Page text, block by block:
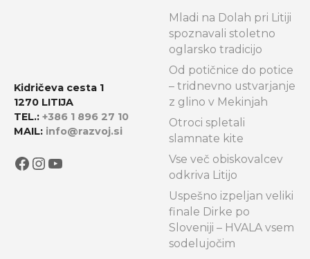
Kidričeva cesta 1
1270 LITIJA
TEL.: +386 1 896 27 10
MAIL: info@razvoj.si
Facebook InstagramYouTube
Mladi na Dolah pri Litiji
spoznavali stoletno
oglarsko tradicijo
Od potičnice do potice
– tridnevno ustvarjanje
z glino v Mekinjah
Otroci spletali
slamnate kite
Vse več obiskovalcev
odkriva Litijo
Uspešno izpeljan veliki
finale Dirke po
Sloveniji – HVALA vsem
sodelujočim